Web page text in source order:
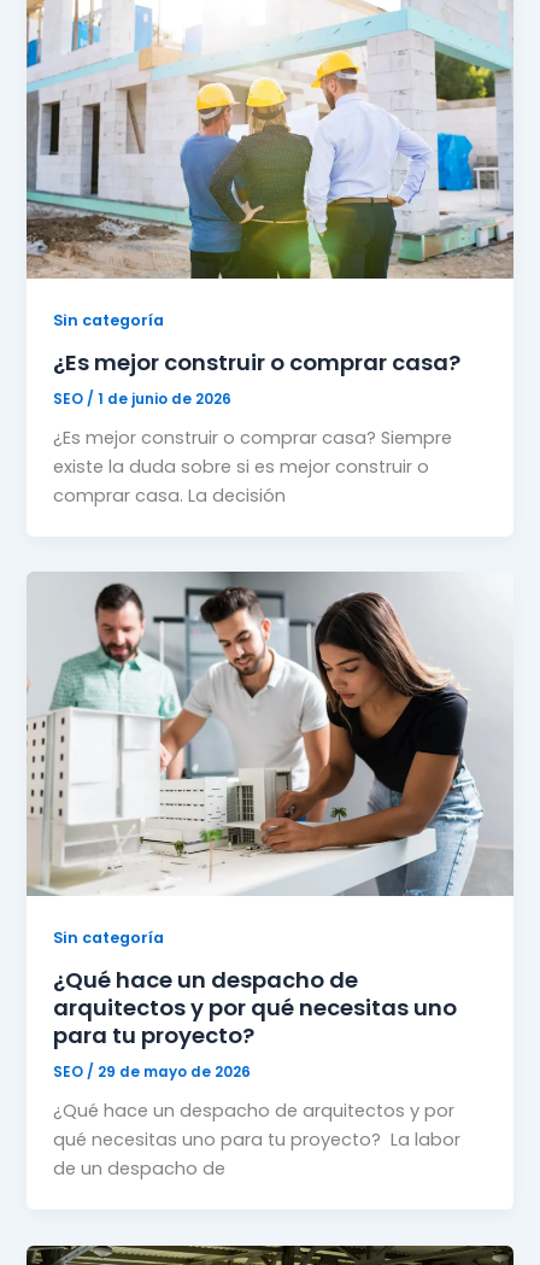
Sin categoría
¿Es mejor construir o comprar casa?
SEO /1 de junio de 2026
¿Es mejor construir o comprar casa? Siempre
existe la duda sobre si es mejor construir o
comprar casa. La decisión
Sin categoría
¿Qué hace un despacho de
arquitectos y por qué necesitas uno
para tu proyecto?
SEO / 29 de mayo de 2026
¿Qué hace un despacho de arquitectos y por
qué necesitas uno para tu proyecto? La labor
de un despacho de